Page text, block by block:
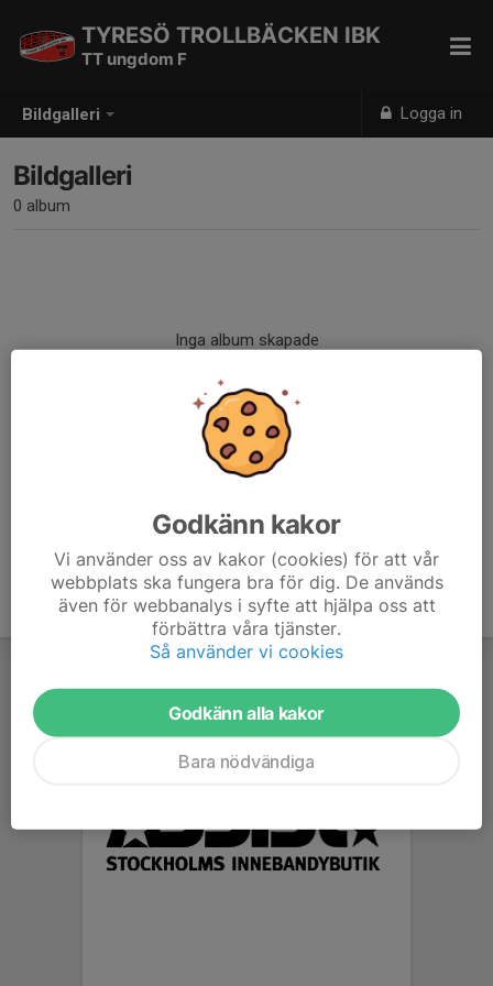
Bildgalleri Logga in
TYRESÖ TROLLBÄCKEN IBK
TT ungdom F
Bildgalleri
0 album
Inga album skapade
Godkänn kakor
Vi använder oss av kakor (cookies) för att vår
webbplats ska fungera bra för dig. De används
även för webbanalys i syfte att hjälpa oss att
förbättra våra tjänster.
Så använder vi cookies
Godkänn alla kakor
Bara nödvändiga